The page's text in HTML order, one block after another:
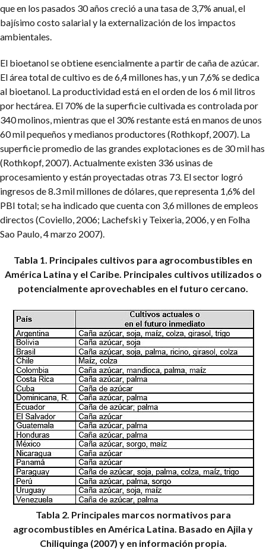
que en los pasados 30 años creció a una tasa de 3,7% anual, el
bajísimo costo salarial y la externalización de los impactos
ambientales.
El bioetanol se obtiene esencialmente a partir de caña de azúcar.
El área total de cultivo es de 6,4 millones has, y un 7,6% se dedica
al bioetanol. La productividad está en el orden de los 6 mil litros
por hectárea. El 70% de la superficie cultivada es controlada por
340 molinos, mientras que el 30% restante está en manos de unos
60 mil pequeños y medianos productores (Rothkopf, 2007). La
superficie promedio de las grandes explotaciones es de 30 mil has
(Rothkopf, 2007). Actualmente existen 336 usinas de
procesamiento y están proyectadas otras 73. El sector logró
ingresos de 8.3 mil millones de dólares, que representa 1,6% del
PBI total; se ha indicado que cuenta con 3,6 millones de empleos
directos (Coviello, 2006; Lachefski y Teixeria, 2006, y en Folha
Sao Paulo, 4 marzo 2007).
Tabla 1. Principales cultivos para agrocombustibles en
América Latina y el Caribe. Principales cultivos utilizados o
potencialmente aprovechables en el futuro cercano.
Tabla 2. Principales marcos normativos para
agrocombustibles en América Latina. Basado en Ajila y
Chiliquinga (2007) y en información propia.